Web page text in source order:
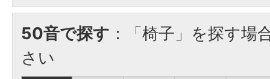
50音で探す ：「椅子」を探す場
さい